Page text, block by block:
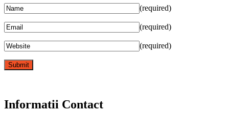
(required)
(required)
(required)
Informatii Contact